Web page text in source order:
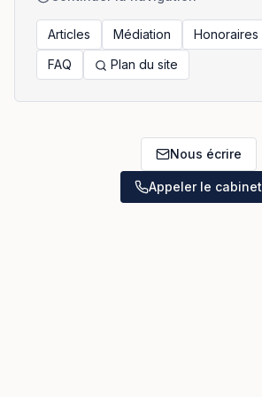
Articles Médiation Honoraires
FAQ
Plan du site
Nous écrire
Appeler le cabinet